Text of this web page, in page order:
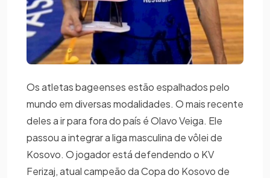
Os atletas bageenses estão espalhados pelo
mundo em diversas modalidades. O mais recente
deles a ir para fora do país é Olavo Veiga. Ele
passou a integrar a liga masculina de vôlei de
Kosovo. O jogador está defendendo o KV
Ferizaj, atual campeão da Copa do Kosovo de